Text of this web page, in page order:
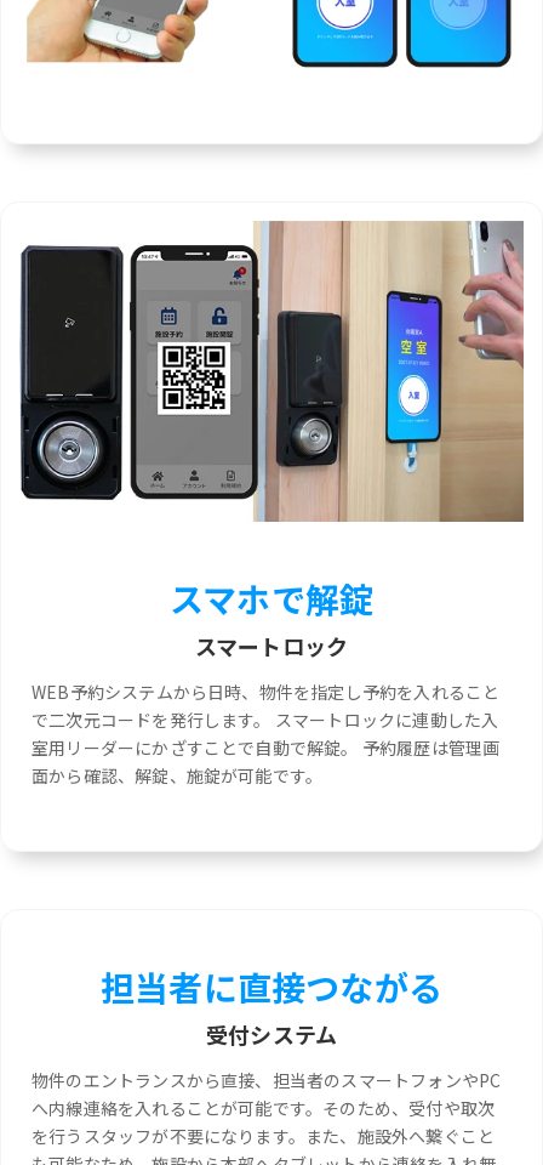
スマホで解錠
スマートロック
WEB予約システムから日時、物件を指定し予約を入れること
で二次元コードを発行します。 スマートロックに連動した入
室用リーダーにかざすことで自動で解錠。 予約履歴は管理画
面から確認、解錠、施錠が可能です。
担当者に直接つながる
受付システム
物件のエントランスから直接、担当者のスマートフォンやPC
へ内線連絡を入れることが可能です。そのため、受付や取次
を行うスタッフが不要になります。また、施設外へ繋ぐこと